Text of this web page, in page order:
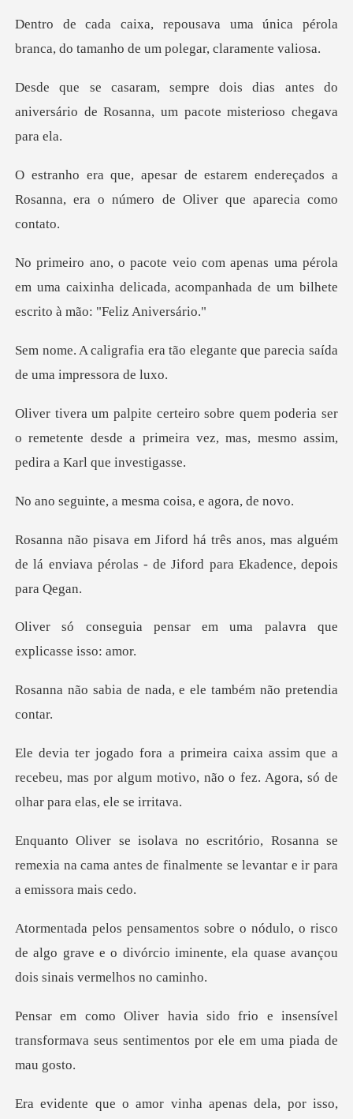
a única pérola
branca, do tamanho
s antes do
aniversário de Rosanna, um
endereçados a
Rosanna, era o número
pérola
em uma caixinha delicada, acompanhada d
ão elegante que parecia saíd
deria ser
o remetente desde a primeira vez, mas
a mesma coisa,
s, mas alguém
de lá enviava pérolas - de
sar em uma palavra que
nada, e ele também
que a
recebeu, mas por algum motivo, não o fez.
sanna se
remexia na cama antes de finalmente
risco
de algo grave e o divórcio iminente, ela
e insensível
transformava seus sentime
enas dela, por isso,